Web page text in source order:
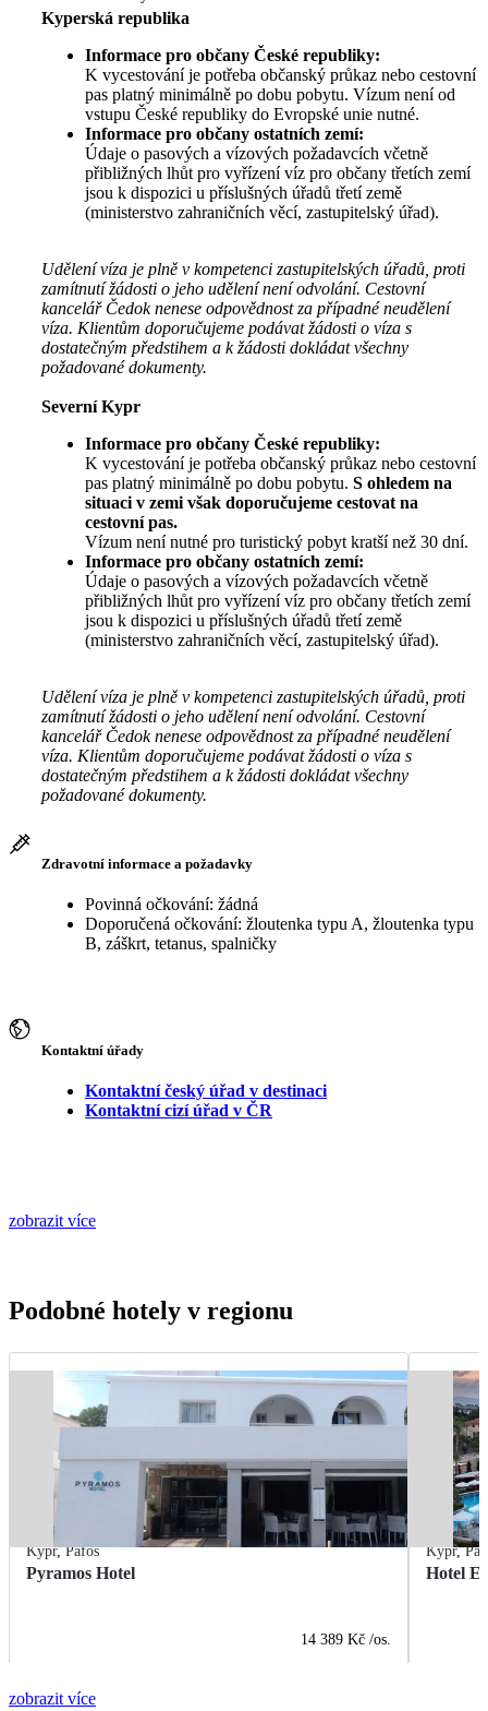
Kyperská republika
Informace pro občany České republiky:
K vycestování je potřeba občanský průkaz nebo cestovní
pas platný minimálně po dobu pobytu. Vízum není od
vstupu České republiky do Evropské unie nutné.
Informace pro občany ostatních zemí:
Údaje o pasových a vízových požadavcích včetně
přibližných lhůt pro vyřízení víz pro občany třetích zemí
jsou k dispozici u příslušných úřadů třetí země
(ministerstvo zahraničních věcí, zastupitelský úřad).
Udělení víza je plně v kompetenci zastupitelských úřadů, proti
zamítnutí žádosti o jeho udělení není odvolání. Cestovní
kancelář Čedok nenese odpovědnost za případné neudělení
víza. Klientům doporučujeme podávat žádosti o víza s
dostatečným předstihem a k žádosti dokládat všechny
požadované dokumenty.
Severní Kypr
Informace pro občany České republiky:
K vycestování je potřeba občanský průkaz nebo cestovní
pas platný minimálně po dobu pobytu. S ohledem na
situaci v zemi však doporučujeme cestovat na
cestovní pas.
Vízum není nutné pro turistický pobyt kratší než 30 dní.
Informace pro občany ostatních zemí:
Údaje o pasových a vízových požadavcích včetně
přibližných lhůt pro vyřízení víz pro občany třetích zemí
jsou k dispozici u příslušných úřadů třetí země
(ministerstvo zahraničních věcí, zastupitelský úřad).
Udělení víza je plně v kompetenci zastupitelských úřadů, proti
zamítnutí žádosti o jeho udělení není odvolání. Cestovní
kancelář Čedok nenese odpovědnost za případné neudělení
víza. Klientům doporučujeme podávat žádosti o víza s
dostatečným předstihem a k žádosti dokládat všechny
požadované dokumenty.
Zdravotní informace a požadavky
Povinná očkování: žádná
Doporučená očkování: žloutenka typu A, žloutenka typu
B, záškrt, tetanus, spalničky
Kontaktní úřady
Kontaktní český úřad v destinaci
Kontaktní cizí úřad v ČR
zobrazit více
Podobné hotely v regionu
Kypr,Pafos
Pyramos Hotel
14 389 Kč /os.
Kypr,
Hotel
zobrazit více